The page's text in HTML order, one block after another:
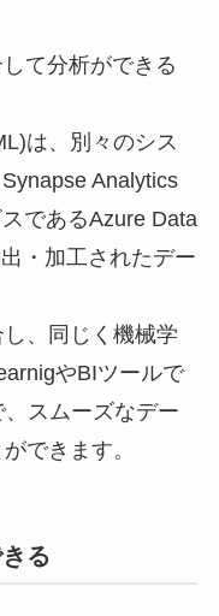
て分析ができる
は、別々のシス
Analytics
であるAzure Data
・加工されたデー
、同じく機械学
やBIツールで
スムーズなデー
できます。
る